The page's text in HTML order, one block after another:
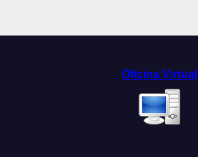
Oficina Virtual